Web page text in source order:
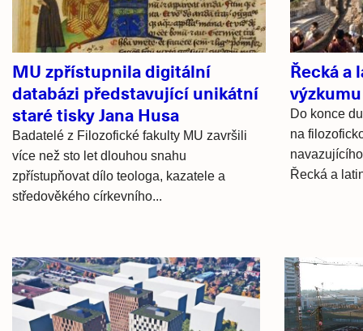
MU zpřístupnila digitální
databázi představující unikátní
staré tisky Jana Husa
Badatelé z Filozofické fakulty MU završili
více než sto let dlouhou snahu
zpřístupňovat dílo teologa, kazatele a
středověkého církevního...
Řecká a
Do konce
na
Řecká a
Hlavní
novinky